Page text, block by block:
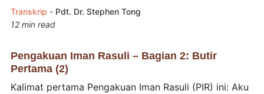
Transkrip - Pdt. Dr. Stephen Tong
12 min read
Pengakuan Iman Rasuli – Bagian 2: Butir
Pertama (2)
Kalimat pertama Pengakuan Iman Rasuli (PIR) ini: Aku